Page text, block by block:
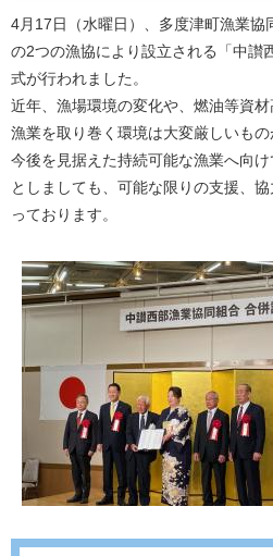
4月17日（水曜日）、多度津町漁業協
の2つの漁協により設立される「中讃
式が行われました。
近年、漁場環境の変化や、燃油等資
漁業を取り巻く環境は大変厳しいもの
今後を見据えた持続可能な漁業へ向
としましても、可能な限りの支援、
っております。